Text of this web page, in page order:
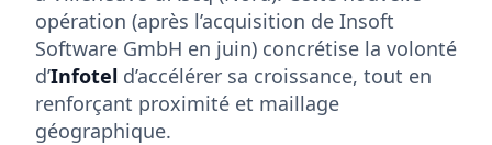
opération (après l’acquisition de Insoft
Software GmbH en juin) concrétise la volonté
d’Infotel d’accélérer sa croissance, tout en
renforçant proximité et maillage
géographique.